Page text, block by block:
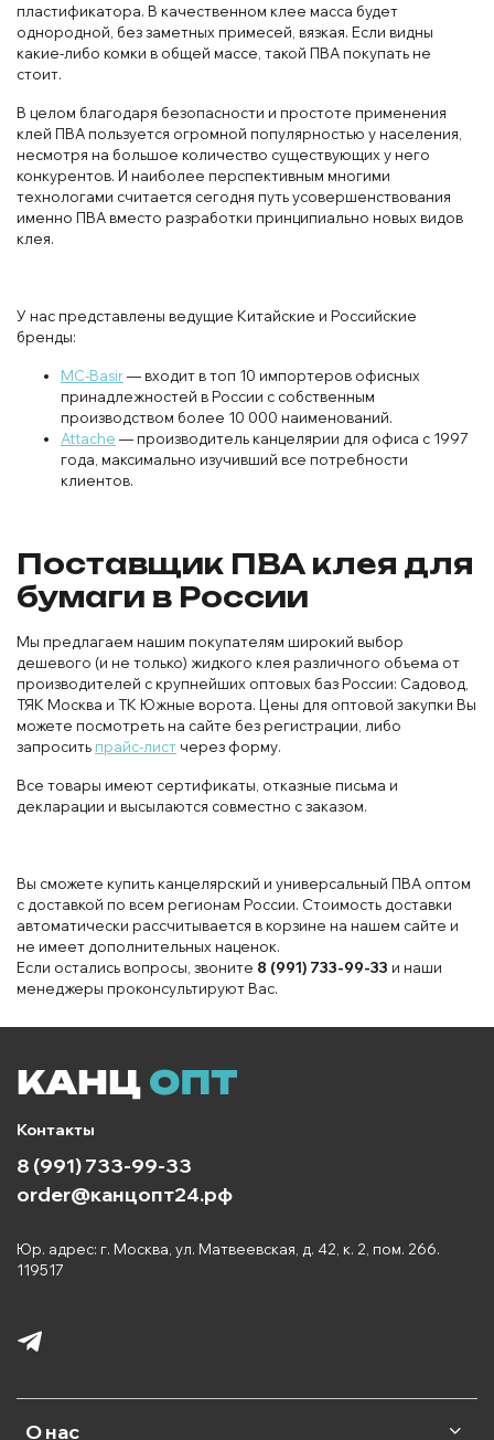
пластификатора. В качественном клее масса будет
однородной, без заметных примесей, вязкая. Если видны
какие-либо комки в общей массе, такой ПВА покупать не
стоит.
В целом благодаря безопасности и простоте применения
клей ПВА пользуется огромной популярностью у населения,
несмотря на большое количество существующих у него
конкурентов. И наиболее перспективным многими
технологами считается сегодня путь усовершенствования
именно ПВА вместо разработки принципиально новых видов
клея.
У нас представлены ведущие Китайские и Российские
бренды:
MC-Basir— входит в топ 10 импортеров офисных
принадлежностей в России с собственным
производством более 10 000 наименований.
Attache — производитель канцелярии для офиса с 1997
года, максимально изучивший все потребности
клиентов.
Поставщик ПВА клея для
бумаги в России
Мы предлагаем нашим покупателям широкий выбор
дешевого (и не только) жидкого клея различного объема от
производителей с крупнейших оптовых баз России: Садовод,
ТЯК Москва и ТК Южные ворота. Цены для оптовой закупки Вы
можете посмотреть на сайте без регистрации, либо
запросить прайс-лист через форму.
Все товары имеют сертификаты, отказные письма и
декларации и высылаются совместно с заказом.
Вы сможете купить канцелярский и универсальный ПВА оптом
с доставкой по всем регионам России. Стоимость доставки
автоматически рассчитывается в корзине на нашем сайте и
не имеет дополнительных наценок.
Если остались вопросы, звоните 8 (991) 733-99-33 и наши
менеджеры проконсультируют Вас.
О нас
Контакты
8 (991) 733-99-33
order@канцопт24.рф
Юр. адрес: г. Москва, ул. Матвеевская, д. 42, к. 2, пом. 266.
119517